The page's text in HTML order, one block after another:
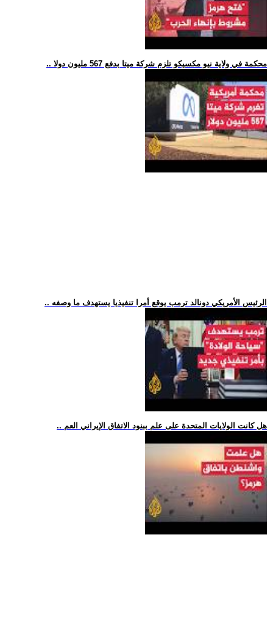
.. محكمة في ولاية نيو مكسيكو تلزم شركة ميتا بدفع 567 مليون دولا
.. الرئيس الأمريكي دونالد ترمب يوقع أمرا تنفيذيا يستهدف ما وصفه
.. هل كانت الولايات المتحدة على علم ببنود الاتفاق الإيراني العم